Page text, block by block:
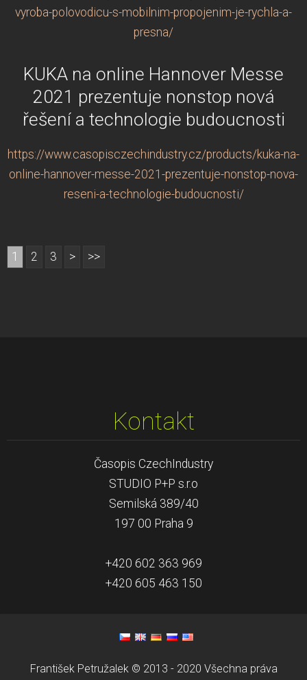
vyroba-polovodicu-s-mobilnim-propojenim-je-rychla-a-
presna/
KUKA na online Hannover Messe
2021 prezentuje nonstop nová
řešení a technologie budoucnosti
https://www.casopisczechindustry.cz/products/kuka-na-
online-hannover-messe-2021-prezentuje-nonstop-nova-
reseni-a-technologie-budoucnosti/
1 2 3 > >>
Kontakt
Časopis CzechIndustry
STUDIO P+P s.r.o
Semilská 389/40
197 00 Praha 9
+420 602 363 969
+420 605 463 150
František Petružalek © 2013 - 2020 Všechna práva